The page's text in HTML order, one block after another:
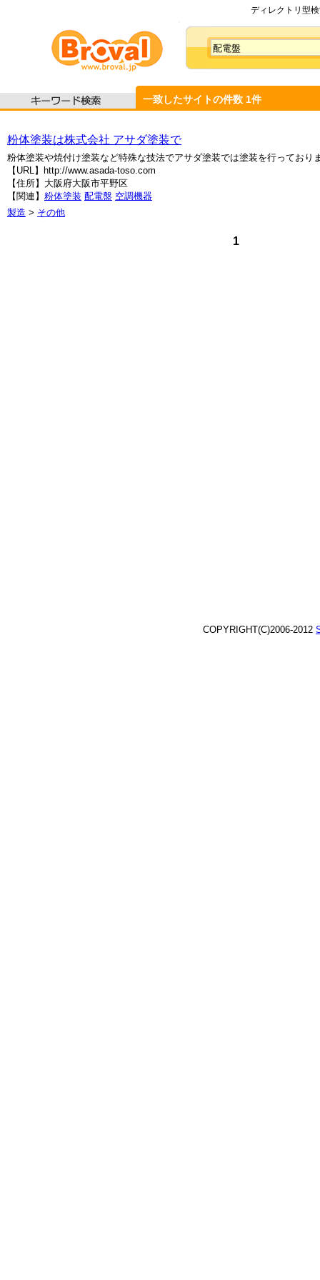
ディレクトリ型
一致したサイトの件数 1件
粉体塗装は株式会社 アサダ塗装で
粉体塗装や焼付け塗装など特殊な技法でアサダ塗装では塗装を行っており
【URL】http://www.asada-toso.com
【住所】大阪府大阪市平野区
【関連】 粉体塗装 配電盤 空調機器
製造 > その他
1
COPYRIGHT(C)2006-2012